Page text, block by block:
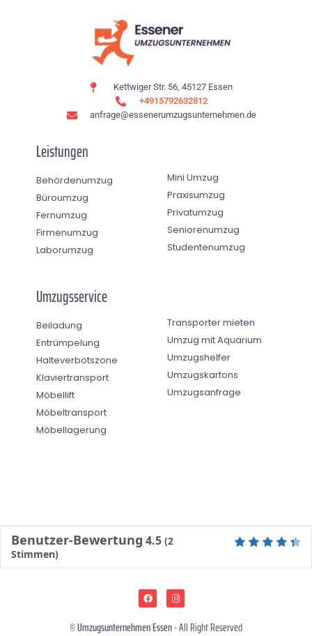
Kettwiger Str. 56, 45127 Essen
+4915792632812
anfrage@essenerumzugsunternehmen.de
Leistungen
Behördenumzug
Büroumzug
Fernumzug
Firmenumzug
Laborumzug
Mini Umzug
Praxisumzug
Privatumzug
Seniorenumzug
Studentenumzug
Umzugsservice
Beiladung
Entrümpelung
Halteverbotszone
Klaviertransport
Möbellift
Möbeltransport
Möbellagerung
Transporter mieten
Umzug mit Aquarium
Umzugshelfer
Umzugskartons
Umzugsanfrage
Benutzer-Bewertung 4.5 (2
Stimmen)
©Umzugsunternehmen Essen- All Right Reserved